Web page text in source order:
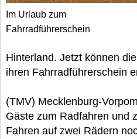
Im Urlaub zum
Fahrradführerschein
Hinterland. Jetzt können
ihren Fahrradführerschein
(TMV) Mecklenburg-
Gäste zum Radfahren und
Fahren auf zwei Rädern